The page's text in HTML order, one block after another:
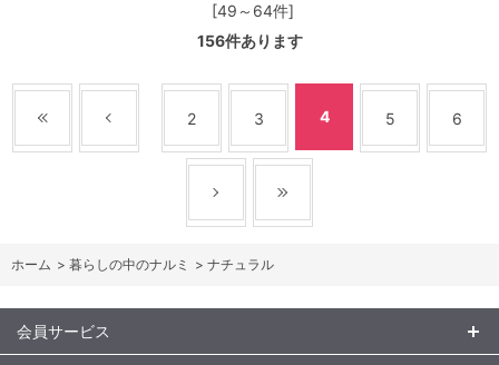
[49～64件]
156件あります
2 3 4 5 6
ホーム > 暮らしの中のナルミ > ナチュラル
会員サービス